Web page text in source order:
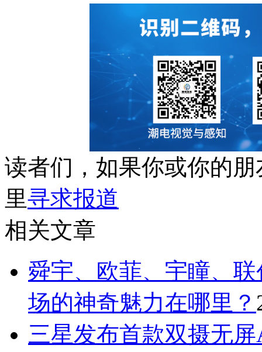
读者们，如果你或你的
里寻求报道
相关文章
舜宇、欧菲、宇瞳、
场的神奇魅力在哪里？
三星发布首款双摄无